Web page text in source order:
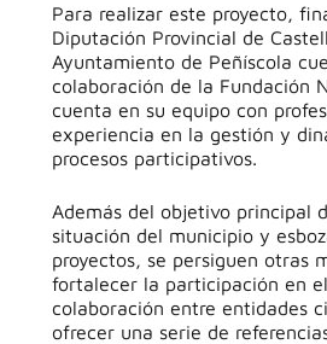
Para realizar este proyecto,
Diputación Provincial de
Ayuntamiento de Peñíscola
colaboración de la Fundación
cuenta en su equipo con
experiencia en la gestión y
procesos participativos.
Además del objetivo principal
situación del municipio y
proyectos, se persiguen otras
fortalecer la participación en
colaboración entre entidades
ofrecer una serie de